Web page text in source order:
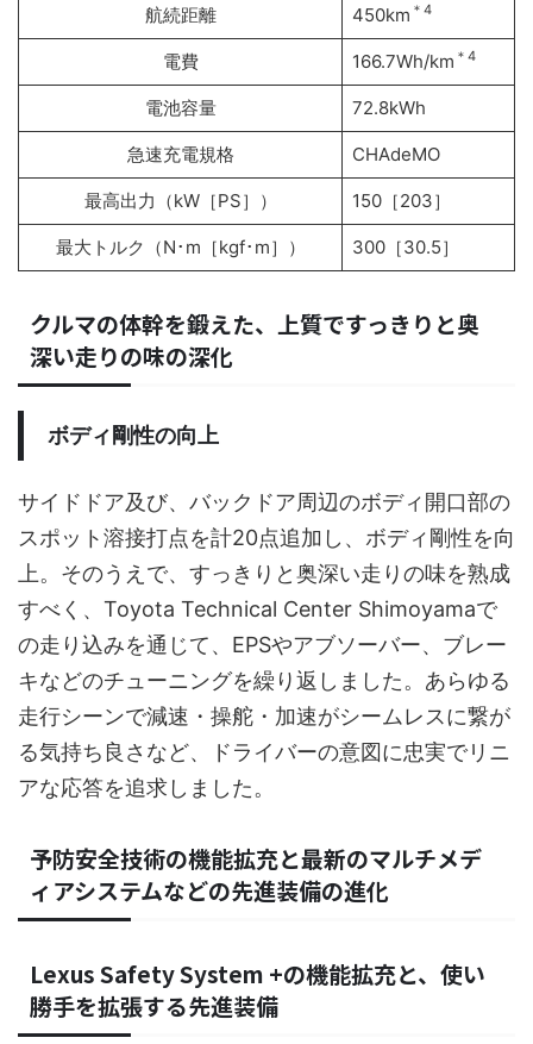
航続距離 450km ＊4
電費 166.7Wh/km ＊4
電池容量 72.8kWh
急速充電規格 CHAdeMO
最高出力（kW［PS］） 150［203］
最大トルク（N･m［kgf･m］） 300［30.5］
クルマの体幹を鍛えた、上質ですっきりと奥
深い走りの味の深化
ボディ剛性の向上
サイドドア及び、バックドア周辺のボディ開口部の
スポット溶接打点を計20点追加し、ボディ剛性を向
上。そのうえで、すっきりと奥深い走りの味を熟成
すべく、Toyota Technical Center Shimoyamaで
の走り込みを通じて、EPSやアブソーバー、ブレー
キなどのチューニングを繰り返しました。あらゆる
走行シーンで減速・操舵・加速がシームレスに繋が
る気持ち良さなど、ドライバーの意図に忠実でリニ
アな応答を追求しました。
予防安全技術の機能拡充と最新のマルチメデ
ィアシステムなどの先進装備の進化
Lexus Safety System +の機能拡充と、使い
勝手を拡張する先進装備